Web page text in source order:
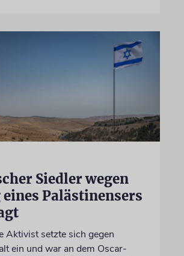
Siedler wegen
Palästinensers
Aktivist setzte sich gegen
ein und war an dem Oscar-